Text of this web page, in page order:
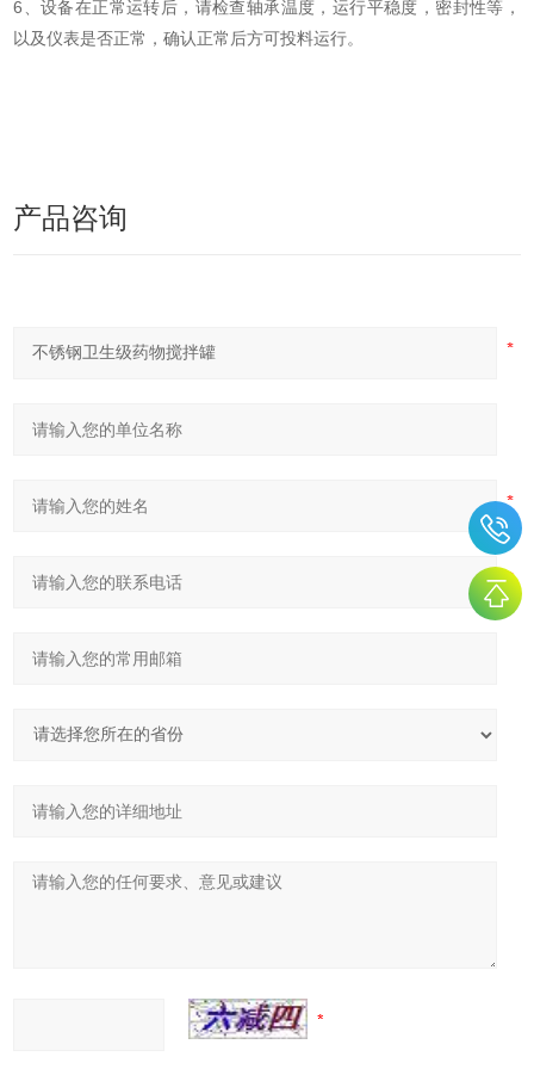
6、设备在正常运转后，请检查轴承温度，运行平稳度，密封性等，
以及仪表是否正常，确认正常后方可投料运行。
产品咨询